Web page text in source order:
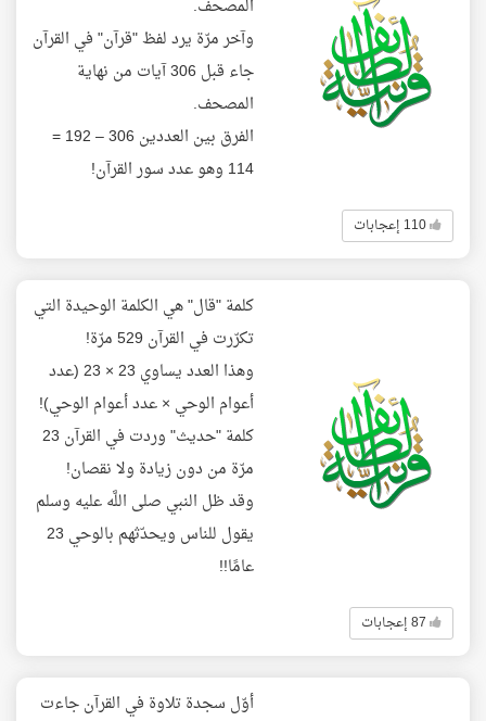
المصحف.
وآخر مرّة يرد لفظ "قرآن" في القرآن
جاء قبل 306 آيات من نهاية
المصحف.
الفرق بين العددين 306 – 192 =
114 وهو عدد سور القرآن!
110 إعجابات
كلمة "قال" هي الكلمة الوحيدة التي
تكرّرت في القرآن 529 مرّة!
وهذا العدد يساوي 23 × 23 (عدد
أعوام الوحي × عدد أعوام الوحي)!
كلمة "حديث" وردت في القرآن 23
مرّة من دون زيادة ولا نقصان!
وقد ظل النبي صلى اللَّه عليه وسلم
يقول للناس ويحدّثهم بالوحي 23
عامًا!!
87 إعجابات
أوّل سجدة تلاوة في القرآن جاءت